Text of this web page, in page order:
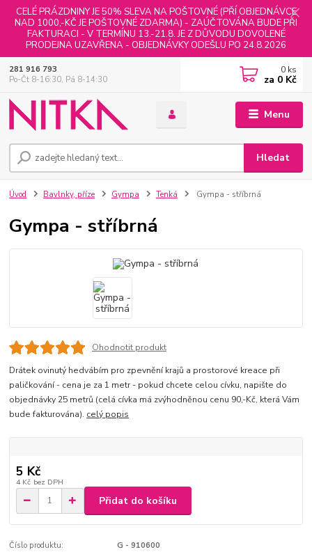
CELÉ PRÁZDNINY JE 50% SLEVA NA POŠTOVNÉ (PŘÍ OBJEDNÁVCE
NAD 1000,-KČ JE POŠTOVNÉ ZDARMA) - ZAÚČTOVÁNA BUDE PŘI
FAKTURACI - V TERMÍNU 13.-21.8. JE Z DŮVODU DOVOLENÉ
PRODEJNA UZAVŘENA - OBJEDNÁVKY ODEŠLU PO 24.8.2026
Menu
Hledat
281 916 793
Po-Čt 8-16:30, Pá 8-14:30
0 ks
za 0 Kč
Úvod Bavlnky, příze Gympa Tenká Gympa - stříbrná
Gympa - stříbrná
Ohodnotit produkt
Drátek ovinutý hedvábím pro zpevnění krajů a prostorové kreace při
paličkování - cena je za 1 metr - pokud chcete celou cívku, napište do
objednávky 25 metrů (celá cívka má zvýhodněnou cenu 90,-Kč, která Vám
bude fakturována). celý popis
5 Kč
4 Kč bez DPH
Přidat do košíku
Číslo produktu: G - 910600